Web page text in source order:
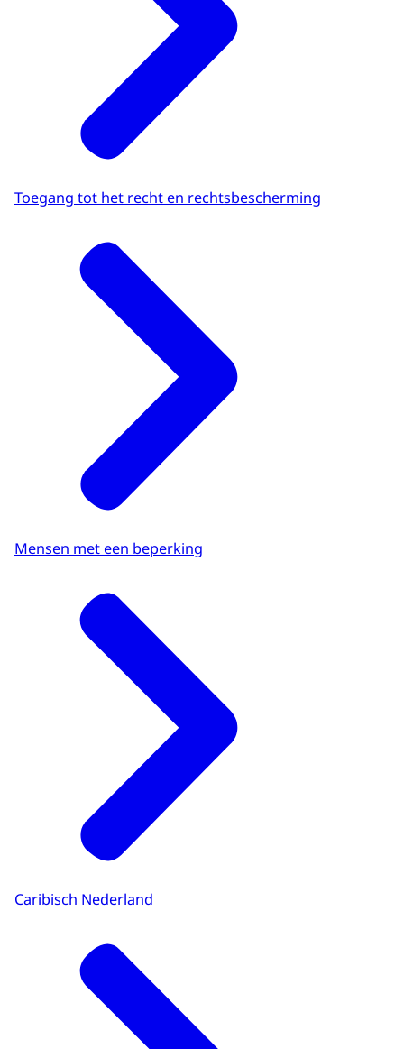
Toegang tot het recht en rechtsbescherming
Mensen met een beperking
Caribisch Nederland